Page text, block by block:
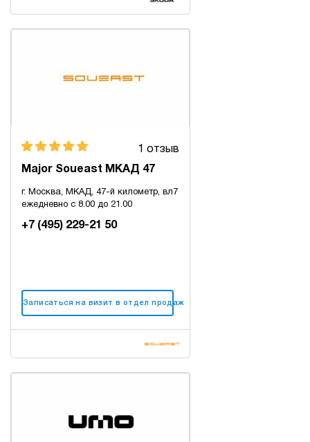
1 отзыв
Major Soueast МКАД 47
г. Москва, МКАД, 47-й километр, вл7
ежедневно с 8.00 до 21.00
+7 (495) 229-21 50
Записаться на визит в отдел продаж